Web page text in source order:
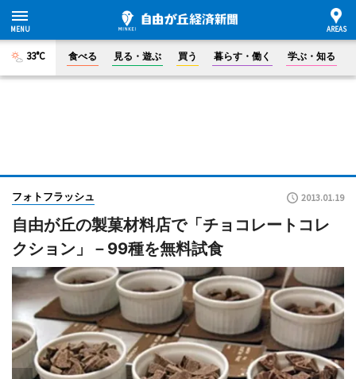
33°C 食べる 見る・遊ぶ 買う 暮らす・働く 学ぶ・知る
フォトフラッシュ 2013.01.19
自由が丘の製菓材料店で「チョコレートコレ
クション」－99種を無料試食